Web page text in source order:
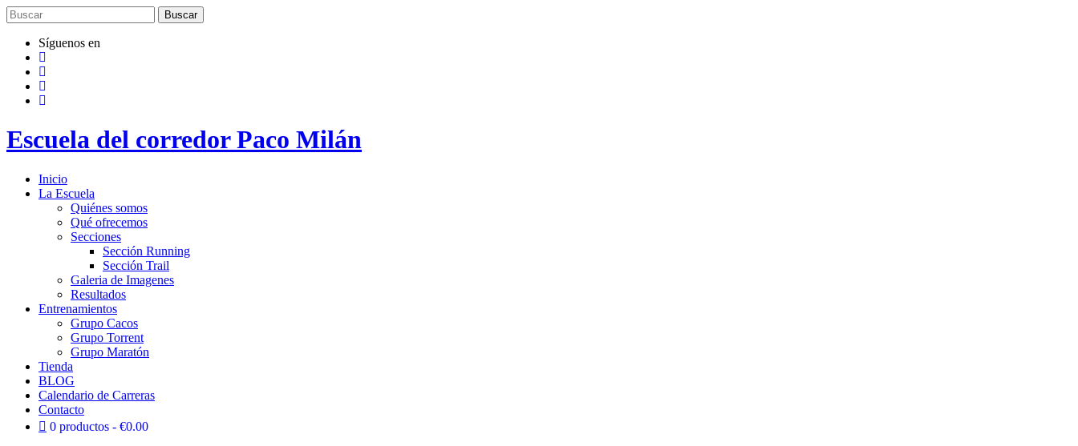
Saltar
al
contenidoSíguenos en
Escuela del corredor Paco Milán
Inicio
La Escuela
Quiénes somos
Qué ofrecemos
Secciones
Sección Running
Sección Trail
Galeria de Imagenes
Resultados
Entrenamientos
Grupo Cacos
Grupo Torrent
Grupo Maratón
Tienda
BLOG
Calendario de Carreras
Contacto
0 productos
€0.00